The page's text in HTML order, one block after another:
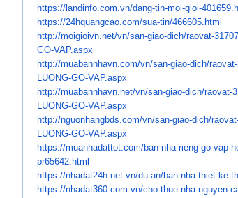
https://landinfo.com.vn/dang-tin-moi-gioi-
https://24hquangcao.com/sua-tin/466605.html
http://moigioivn.net/vn/san-giao-dich/raovat-
GO-VAP.aspx
http://muabannhavn.com/vn/san-giao-dich/
LUONG-GO-VAP.aspx
http://muabannhavn.net/vn/san-giao-dich/raovat-
LUONG-GO-VAP.aspx
http://nguonhangbds.com/vn/san-giao-dich/
LUONG-GO-VAP.aspx
https://muanhadattot.com/ban-nha-rieng-go-vap-
pr65642.html
https://nhadat24h.net.vn/du-an/ban-nha-thiet-ke-
https://nhadat360.com.vn/cho-thue-nha-nguyen-